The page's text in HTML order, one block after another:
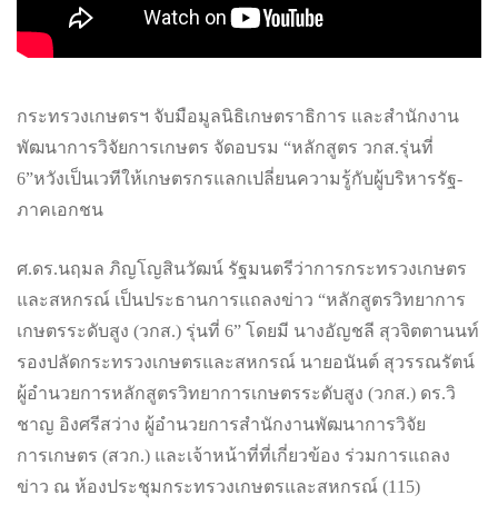
กระทรวงเกษตรฯ จับมือมูลนิธิเกษตราธิการ และสำนักงาน
พัฒนาการวิจัยการเกษตร จัดอบรม “หลักสูตร วกส.รุ่นที่
6”หวังเป็นเวทีให้เกษตรกรแลกเปลี่ยนความรู้กับผู้บริหารรัฐ-
ภาคเอกชน
ศ.ดร.นฤมล ภิญโญสินวัฒน์ รัฐมนตรีว่าการกระทรวงเกษตร
และสหกรณ์ เป็นประธานการแถลงข่าว “หลักสูตรวิทยาการ
เกษตรระดับสูง (วกส.) รุ่นที่ 6” โดยมี นางอัญชลี สุวจิตตานนท์
รองปลัดกระทรวงเกษตรและสหกรณ์ นายอนันต์ สุวรรณรัตน์
ผู้อำนวยการหลักสูตรวิทยาการเกษตรระดับสูง (วกส.) ดร.วิ
ชาญ อิงศรีสว่าง ผู้อำนวยการสำนักงานพัฒนาการวิจัย
การเกษตร (สวก.) และเจ้าหน้าที่ที่เกี่ยวข้อง ร่วมการแถลง
ข่าว ณ ห้องประชุมกระทรวงเกษตรและสหกรณ์ (115)